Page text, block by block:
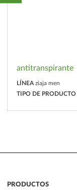
antitranspirante
LÍNEA ziaja men
TIPO DE PRODUCTO
PRODUCTOS